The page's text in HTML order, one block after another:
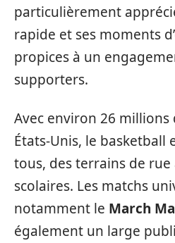
particulièrement
rapide et ses moments
propices à un
supporters.
Avec environ 26
États-Unis, le basketball
tous, des terrains de rue
scolaires. Les matchs
notamment le March
également un large